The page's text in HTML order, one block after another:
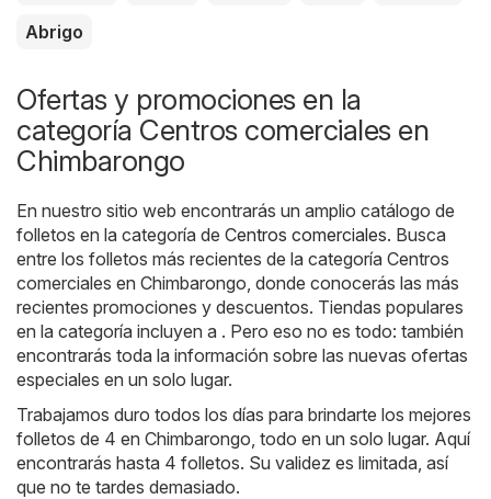
Abrigo
Ofertas y promociones en la
categoría Centros comerciales en
Chimbarongo
En nuestro sitio web encontrarás un amplio catálogo de
folletos en la categoría de Centros comerciales. Busca
entre los folletos más recientes de la categoría Centros
comerciales en Chimbarongo, donde conocerás las más
recientes promociones y descuentos. Tiendas populares
en la categoría incluyen a . Pero eso no es todo: también
encontrarás toda la información sobre las nuevas ofertas
especiales en un solo lugar.
Trabajamos duro todos los días para brindarte los mejores
folletos de 4 en Chimbarongo, todo en un solo lugar. Aquí
encontrarás hasta 4 folletos. Su validez es limitada, así
que no te tardes demasiado.